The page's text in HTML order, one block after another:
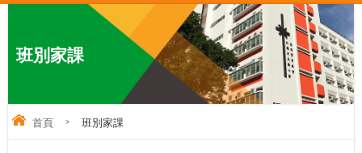
班別家課
首頁 > 班別家課